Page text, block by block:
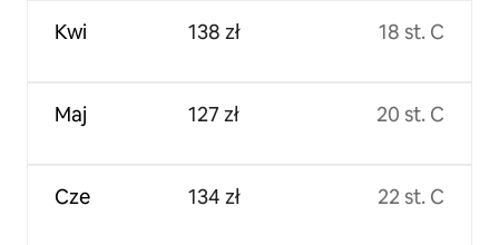
Kwi
Maj
Cze
138 zł
127 zł
134 zł
18 st. C
20 st. C
22 st. C